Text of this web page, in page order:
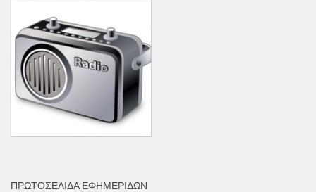
ΠΡΩΤΟΣΈΛΙΔΑ ΕΦΗΜΕΡΊΔΩΝ